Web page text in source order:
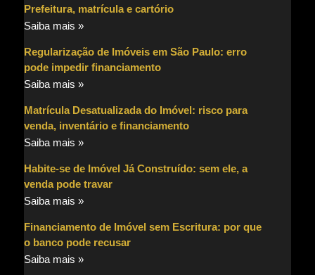
Prefeitura, matrícula e cartório
Saiba mais »
Regularização de Imóveis em São Paulo: erro
pode impedir financiamento
Saiba mais »
Matrícula Desatualizada do Imóvel: risco para
venda, inventário e financiamento
Saiba mais »
Habite-se de Imóvel Já Construído: sem ele, a
venda pode travar
Saiba mais »
Financiamento de Imóvel sem Escritura: por que
o banco pode recusar
Saiba mais »